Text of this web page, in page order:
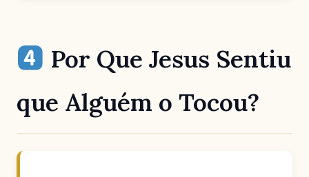
Por Que Jesus Sentiu
que Alguém o Tocou?